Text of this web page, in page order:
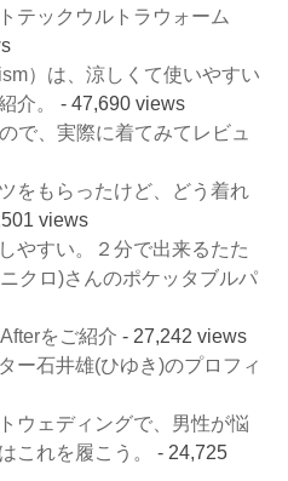
テックウルトラウォーム
）は、涼しくて使いやすい
介。
- 47,690 views
で、実際に着てみてレビュ
をもらったけど、どう着れ
views
やすい。２分で出来るたた
クロ)さんのポケッタブルパ
をご紹介 - 27,242 views
ー石井雄(ひゆき)のプロフィ
ウェディングで、男性が悩
これを履こう。
- 24,725